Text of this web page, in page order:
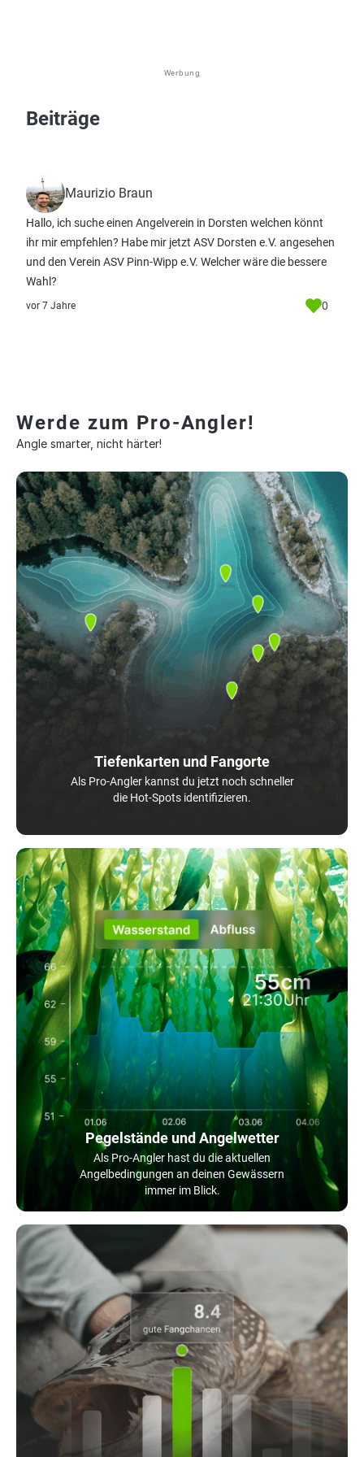
Werbung
Beiträge
Maurizio Braun
Hallo, ich suche einen Angelverein in Dorsten welchen könnt
ihr mir empfehlen? Habe mir jetzt ASV Dorsten e.V. angesehen
und den Verein ASV Pinn-Wipp e.V. Welcher wäre die bessere
Wahl?
vor 7 Jahre 0
Werde zum Pro-Angler!
Angle smarter, nicht härter!
Tiefenkarten und Fangorte
Als Pro-Angler kannst du jetzt noch schneller
die Hot-Spots identifizieren.
Pegelstände und Angelwetter
Als Pro-Angler hast du die aktuellen
Angelbedingungen an deinen Gewässern
immer im Blick.